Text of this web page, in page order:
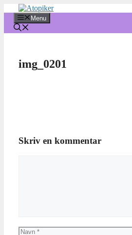
indhold
Menu
img_0201
Skriv en kommentar
Navn